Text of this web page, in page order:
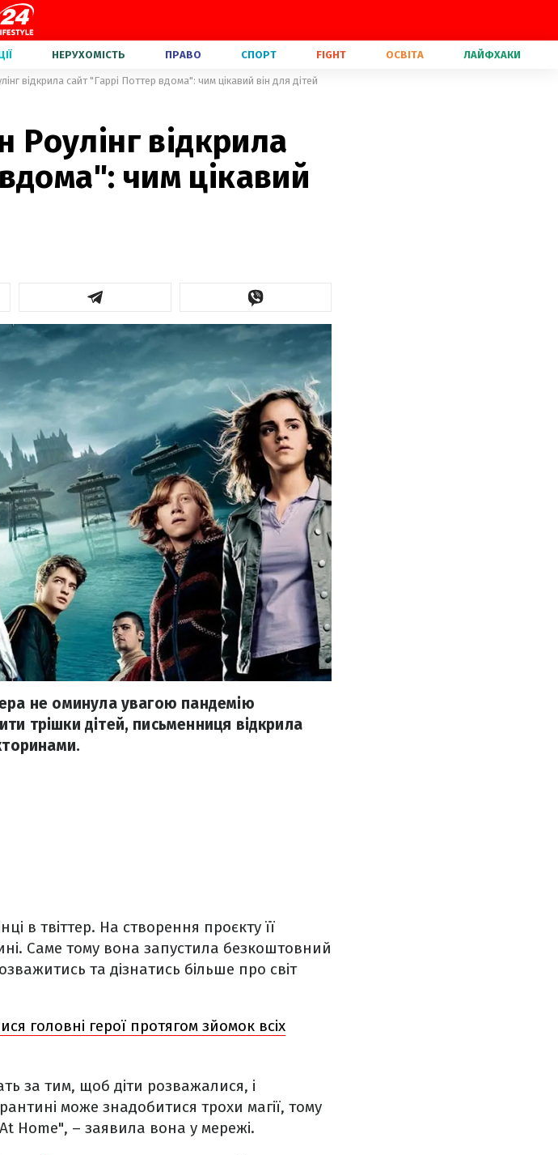
НЕРУХОМІСТЬ ПРАВО СПОРТ FIGHT ОСВІТА ЛАЙФХАКИ
відкрила сайт "Гаррі Поттер вдома": чим цікавий він для дітей
відкрила
чим цікавий
не оминула увагою пандемію
трішки дітей, письменниця відкрила
в твіттер. На створення проєкту її
Саме тому вона запустила безкоштовний
та дізнатись більше про світ
головні герої протягом зйомок всіх
за тим, щоб діти розважалися, і
може знадобитися трохи магії, тому
Home", – заявила вона у мережі.